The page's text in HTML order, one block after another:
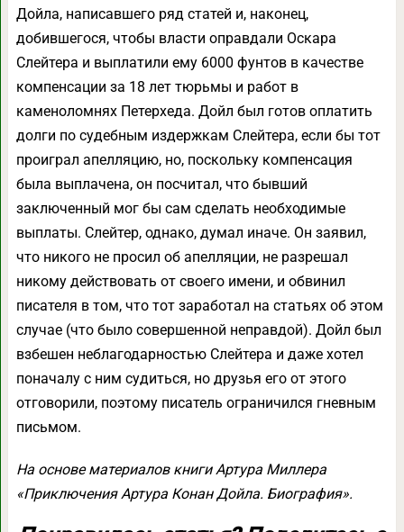
Дойла, написавшего ряд статей и, наконец,
добившегося, чтобы власти оправдали Оскара
Слейтера и выплатили ему 6000 фунтов в качестве
компенсации за 18 лет тюрьмы и работ в
каменоломнях Петерхеда. Дойл был готов оплатить
долги по судебным издержкам Слейтера, если бы тот
проиграл апелляцию, но, поскольку компенсация
была выплачена, он посчитал, что бывший
заключенный мог бы сам сделать необходимые
выплаты. Слейтер, однако, думал иначе. Он заявил,
что никого не просил об апелляции, не разрешал
никому действовать от своего имени, и обвинил
писателя в том, что тот заработал на статьях об этом
случае (что было совершенной неправдой). Дойл был
взбешен неблагодарностью Слейтера и даже хотел
поначалу с ним судиться, но друзья его от этого
отговорили, поэтому писатель ограничился гневным
письмом.
На основе материалов книги Артура Миллера
«Приключения Артура Конан Дойла. Биография».